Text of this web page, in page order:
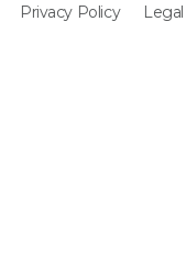
Privacy Policy Legal